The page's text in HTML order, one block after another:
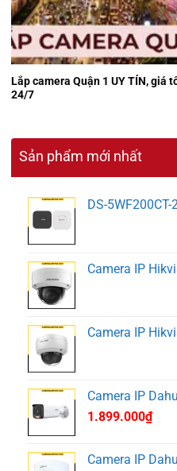
Lắp camera Quận 1 UY TÍN, giá
24/7
Sản phẩm mới nhất
DS-5WF200CT-
Camera IP
Camera IP
Camera IP
1.899.000₫
Camera IP